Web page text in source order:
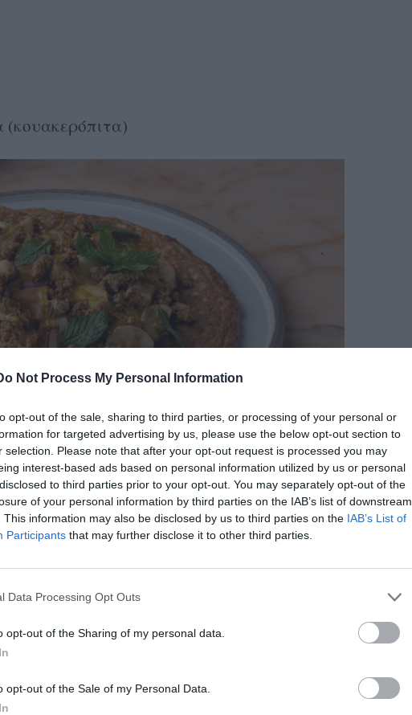
Not Process My Personal Information
opt-out of the sale, sharing to third parties, or processing of your personal or
for targeted advertising by us, please use the below opt-out section to
selection. Please note that after your opt-out request is processed you may
interest-based ads based on personal information utilized by us or personal
to third parties prior to your opt-out. You may separately opt-out of the
of your personal information by third parties on the IAB’s list of downstream
This information may also be disclosed by us to third parties on the IAB’s List of
Participants that may further disclose it to other third parties.
Data Processing Opt Outs
opt-out of the Sharing of my personal data.
opt-out of the Sale of my Personal Data.
(κουακερόπιτα)
για το τηγάνι